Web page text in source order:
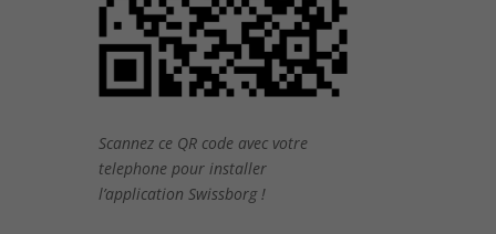
Scannez ce QR code avec votre
telephone pour installer
l’application Swissborg !